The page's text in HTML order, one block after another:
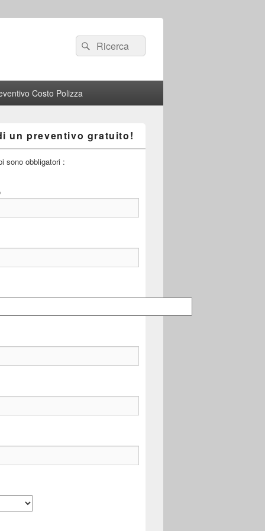
Search
for:
Search
Costo Polizza
un preventivo gratuito!
sono obbligatori :